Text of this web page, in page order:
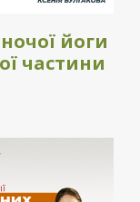
йоги
частини